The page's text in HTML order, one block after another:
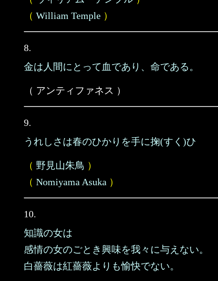
（ William Temple ）
8.
金は人間にとって血であり、命である。
（ アンティファネス ）
9.
うれしさは春のひかりを手に掬(すく)ひ
（ 野見山朱鳥 ）
（ Nomiyama Asuka ）
10.
知識の女は
感情の女のごとき興味を我々に与えない。
白薔薇は紅薔薇よりも愉快でない。